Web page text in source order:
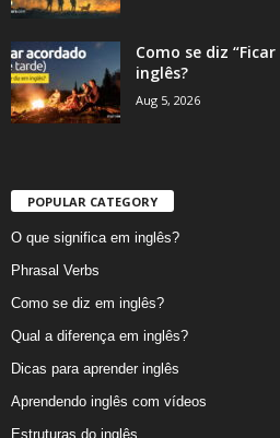
Como se diz
inglês?
Aug 5, 2026
POPULAR CATEGORY
O que significa em inglês?
Phrasal Verbs
Como se diz em inglês?
Qual a diferença em inglês?
Dicas para aprender inglês
Aprendendo inglês com vídeos
Estruturas do inglês